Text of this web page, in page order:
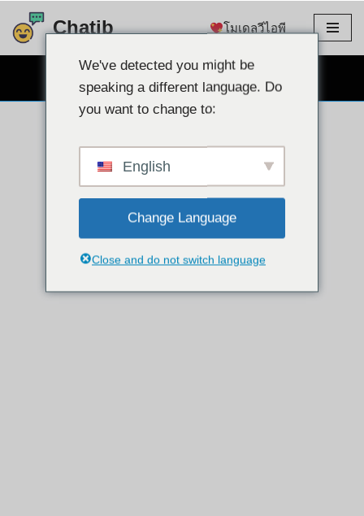
ข้าม
เนื้อหา
Chatib โมเดลวีไอพี
แชทผ่านเว็บแคมฟรี
We've detected you might be
speaking a different language. Do
you want to change to:
English
Change Language
Close and do not switch language